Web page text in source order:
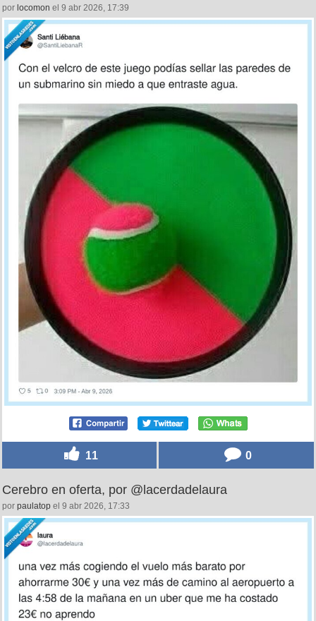
por locomon el 9 abr 2026, 17:39
11 0
Cerebro en oferta, por @lacerdadelaura
por paulatop el 9 abr 2026, 17:33